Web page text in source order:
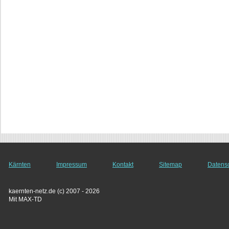
Kärnten Impressum Kontakt Sitemap
kaernten-netz.de (c) 2007 - 2026
Mit MAX-TD